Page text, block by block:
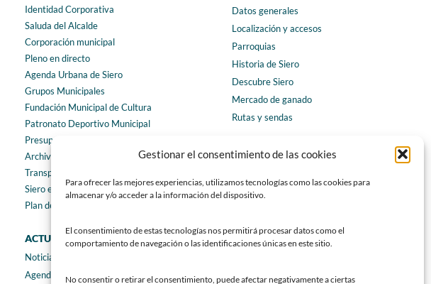
Gestionar el consentimiento de las cookies
Para ofrecer las mejores experiencias, utilizamos tecnologías como las cookies para
almacenar y/o acceder a la información del dispositivo.
El consentimiento de estas tecnologías nos permitirá procesar datos como el
comportamiento de navegación o las identificaciones únicas en este sitio.
No consentir o retirar el consentimiento, puede afectar negativamente a ciertas
Identidad Corporativa
Saluda del Alcalde
Corporación municipal
Pleno en directo
Agenda Urbana de Siero
Grupos Municipales
Fundación Municipal de Cultura
Patronato Deportivo Municipal
Presupuestos municipales
Archivo municipal
Transparencia
Siero en Cifras
Plan de igualdad
ACTUALIDAD
Noticias
Agenda
Datos generales
Localización y accesos
Parroquias
Historia de Siero
Descubre Siero
Mercado de ganado
Rutas y sendas
CONTACTO
Teléfonos de interés
Formulario de contacto